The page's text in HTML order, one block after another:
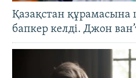
Қазақстан құрамасына
бапкер келді. Джон